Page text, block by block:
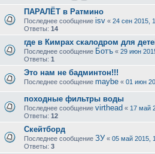
ПАРАЛЁТ в Ратмино
Последнее сообщение isv « 24 сен 2015,
Ответы: 14
где в Кимрах скалодром для
Последнее сообщение Ботъ « 29 июн
Ответы: 1
Это нам не бадминтон!!!
Последнее сообщение maybe « 01 июн
походные фильтры воды
Последнее сообщение virthead « 17 май
Ответы: 12
Скейтборд
Последнее сообщение ЗУ « 05 май 2015,
Ответы: 3